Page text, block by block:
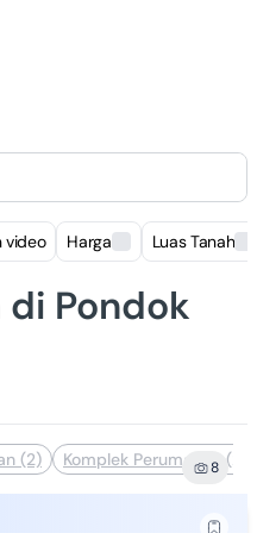
video Harga Luas Tanah
di Pondok
(2) Komplek Perumahan (2)
8